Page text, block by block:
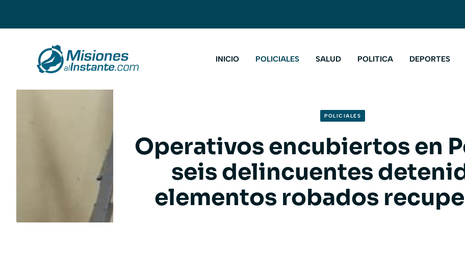
INICIO POLICIALES SALUD POLITICA DEPORTES
POLICIALES
Operativos encubiertos en
seis delincuentes
elementos robados